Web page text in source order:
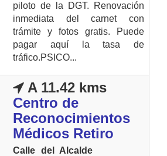
piloto de la DGT. Renovación
inmediata del carnet con
trámite y fotos gratis. Puede
pagar aquí la tasa de
tráfico.PSICO...
A 11.42 kms
Centro de
Reconocimientos
Médicos Retiro
Calle del Alcalde